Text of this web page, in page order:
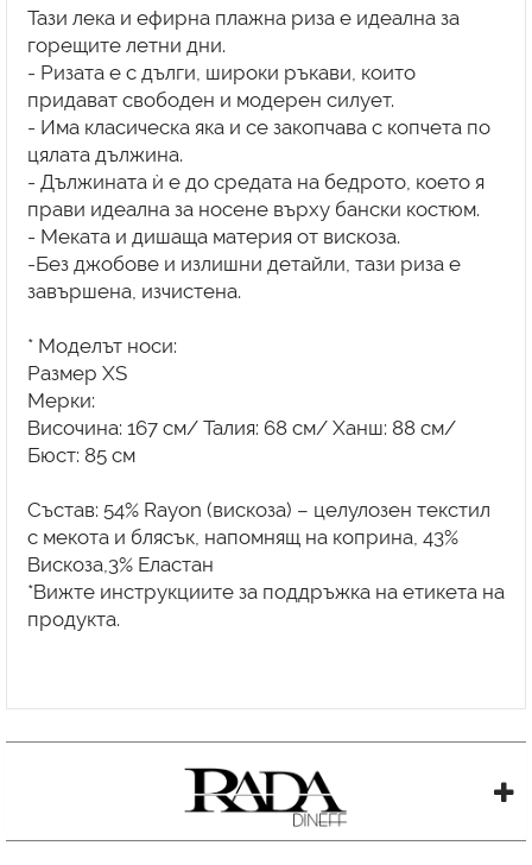
Тази лека и ефирна плажна риза е идеална за
горещите летни дни.
- Ризата е с дълги, широки ръкави, които
придават свободен и модерен силует.
- Има класическа яка и се закопчава с копчета по
цялата дължина.
- Дължината ѝ е до средата на бедрото, което я
прави идеална за носене върху бански костюм.
- Меката и дишаща материя от вискоза.
-Без джобове и излишни детайли, тази риза е
завършена, изчистена.
* Моделът носи:
Размер XS
Мерки:
Височина: 167 см/ Талия: 68 см/ Ханш: 88 см/
Бюст: 85 см
Състав: 54% Rayon (вискоза) – целулозен текстил
с мекота и блясък, напомнящ на коприна, 43%
Вискоза,3% Еластан
*Вижте инструкциите за поддръжка на етикета на
продукта.